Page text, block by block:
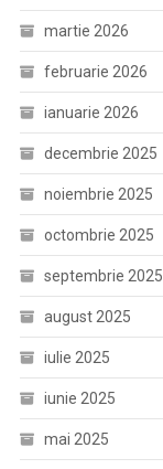
martie 2026
februarie 2026
ianuarie 2026
decembrie 2025
noiembrie 2025
octombrie 2025
septembrie 2025
august 2025
iulie 2025
iunie 2025
mai 2025